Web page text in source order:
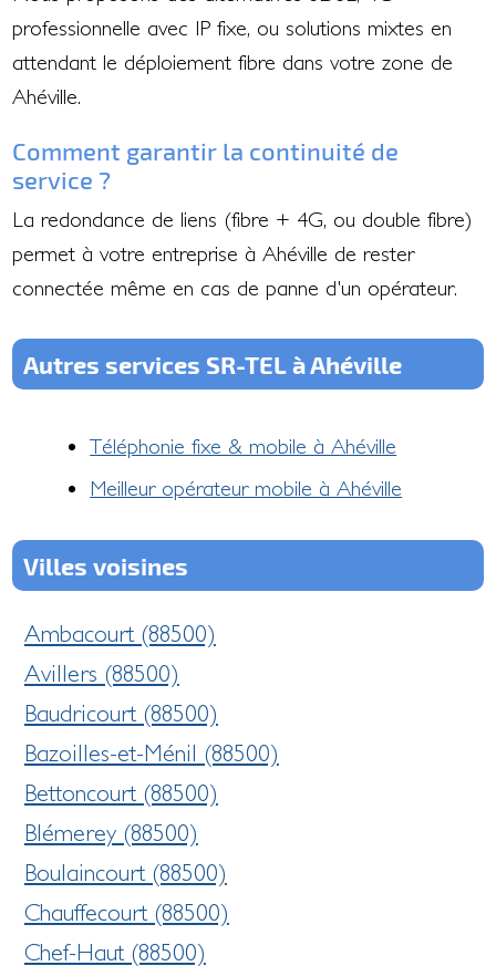
professionnelle avec IP fixe, ou solutions mixtes en
attendant le déploiement fibre dans votre zone de
Ahéville.
Comment garantir la continuité de
service ?
La redondance de liens (fibre + 4G, ou double fibre)
permet à votre entreprise à Ahéville de rester
connectée même en cas de panne d'un opérateur.
Autres services SR-TEL à Ahéville
Téléphonie fixe & mobile à Ahéville
Meilleur opérateur mobile à Ahéville
Villes voisines
Ambacourt (88500)
Avillers (88500)
Baudricourt (88500)
Bazoilles-et-Ménil (88500)
Bettoncourt (88500)
Blémerey (88500)
Boulaincourt (88500)
Chauffecourt (88500)
Chef-Haut (88500)